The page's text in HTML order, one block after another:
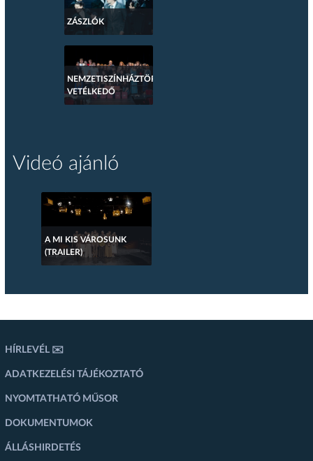
ZÁSZLÓK
NEMZETISZÍNHÁZTÖRTÉNETI
VETÉLKEDŐ
Videó ajánló
A MI KIS VÁROSUNK
(TRAILER)
HÍRLEVÉL ✉️
ADATKEZELÉSI TÁJÉKOZTATÓ
NYOMTATHATÓ MŰSOR
DOKUMENTUMOK
ÁLLÁSHIRDETÉS